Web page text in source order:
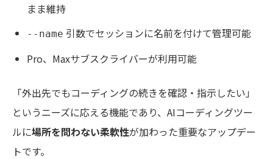
まま維持
--name 引数でセッションに名前を付けて管理可能
Pro、Maxサブスクライバーが利用可能
「外出先でもコーディングの続きを確認・指示したい」
というニーズに応える機能であり、AIコーディングツー
ルに場所を問わない柔軟性が加わった重要なアップデー
トです。